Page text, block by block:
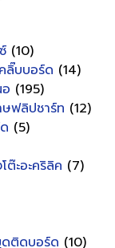
(10)
ลิ๊บบอร์ด (14)
(195)
ษฟลิปชาร์ท (12)
(5)
ต๊ะอะคริลิค (7)
ติดบอร์ด (10)